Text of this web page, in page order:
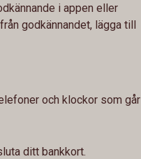
i appen eller
godkännandet, lägga till
och klockor som går
ditt bankkort.